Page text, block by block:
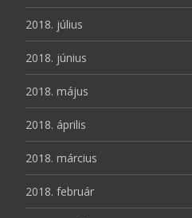
2018. július
2018. június
2018. május
2018. április
2018. március
2018. február